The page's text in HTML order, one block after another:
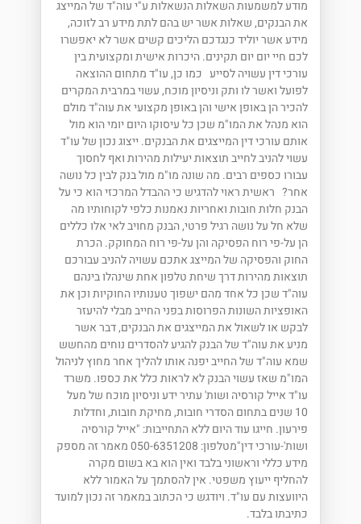
מודע למשמעות השאלות הנשאלות ע"י עוה"ד של המייצג
את הבנקים, שאלות אשר יש בהם לתת מידע רב לזוכה,
מידע אשר יוליד כנגדכם הליכים קשים אשר לא יאפשרו
לכם חיי יום יום תקינים. היכרות אישית ומקצועית בין
עורכי דין עשויה לסייע כמו כן, עו"ד מתחום ההוצאה
לפועל ואשר לו ותק וניסיון מוכח, עשוי במרבית המקרים
להכיר הן באופן אישי והן באופן מקצועי את עוה"ד מולם
הוא מנהל את המו"מ שכן כל עיסוקו היום יומי הוא מול
אותם עורכי דין המייצגים את הבנקים. ייצוג נכון של עו"ד
עשוי להניב לחייב תוצאות יעילות מהירות ואף לחסוך
עבורו כספים רבים. מה שונה מו"מ מול בנק לבין כל נושה
אחר? ראשית ראוי להדגיש כי ההבדל המרכזי הוא כי על
הבנק חלות חובות ואחריות נאמנות כלפי לקוחותיו מה
שלא חל על נושה רגיל פרטי, הבנק מחויב לאי אלו כללים
הן על-פי רוח הפסיקה והן על-פי רוח המחוקק. הכרת
החוק והפסיקה של המייצג אתכם עשויה להניב עבורכם
תוצאות מהירות דרך שיחת טלפון אחת שינהלו בינהם
עוה"ד שכן כל אחד מהם ישפוך טענותיו החוקיות וכן את
האופציות השונות הפרוסות בפני החייב מבלי להיעזר
לבקש או לשאול את המייצגים את הבנקים, דבר אשר
מניע את עוה"ד של הבנק להגיע להסדרים נוחים מהחשש
שמא עוה"ד של החייב יפנה אותו להליך אחר מחוץ לניהול
המו"מ שאז עשוי הבנק לא לראות כלל את כספו. משרד
עו"ד אייל קורסיה ושות' עתיר ידע וניסיון מוכח של מעל
10 שנים בתחום הסדרי חובות, מחיקת חובות, וחדלות
פירעון. חייגו עוד היום ללא התחייבות: "אייל קורסיה
ושות'-עורכי דין"מטלפון: 050-6351208 מאמר זה מספק
מידע כללי וראשוני בלבד ואין הוא בא בשום מקרה
להחליף ייעוץ משפטי. אין להסתמך על האמור ללא
היוועצות עם עו"ד. ויודגש כי הכתוב במאמר זה נכון למועד
כתיבתו בלבד.